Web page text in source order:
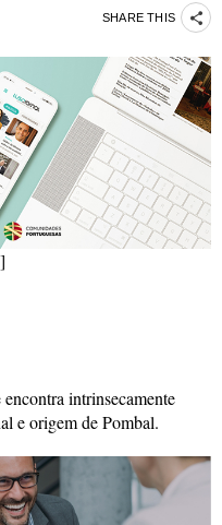
SHARE THIS
intrinsecamente
e origem de Pombal.